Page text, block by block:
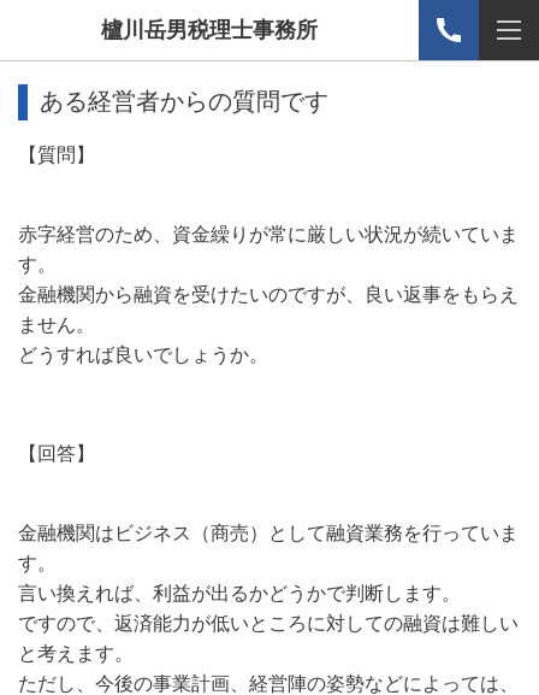
櫨川岳男税理士事務所
ある経営者からの質問です
【質問】
赤字経営のため、資金繰りが常に厳しい状況が続いていま
す。
金融機関から融資を受けたいのですが、良い返事をもらえ
ません。
どうすれば良いでしょうか。
【回答】
金融機関はビジネス（商売）として融資業務を行っていま
す。
言い換えれば、利益が出るかどうかで判断します。
ですので、返済能力が低いところに対しての融資は難しい
と考えます。
ただし、今後の事業計画、経営陣の姿勢などによっては、